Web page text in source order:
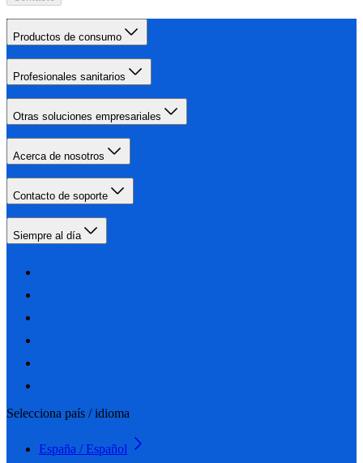
Productos de consumo
Profesionales sanitarios
Otras soluciones empresariales
Acerca de nosotros
Contacto de soporte
Siempre al día
Selecciona país / idioma
España / Español